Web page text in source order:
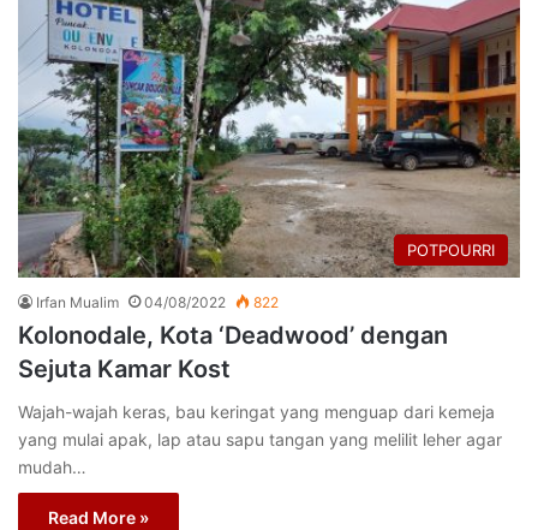
POTPOURRI
Irfan Mualim 04/08/2022 822
Kolonodale, Kota ‘Deadwood’ dengan
Sejuta Kamar Kost
Wajah-wajah keras, bau keringat yang menguap dari kemeja
yang mulai apak, lap atau sapu tangan yang melilit leher agar
mudah…
Read More »